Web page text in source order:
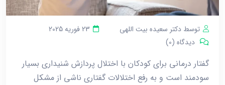
توسط دکتر سعیده بیت اللهی
23 فوریه 2025
دیدگاه (0)
گفتار درمانی برای کودکان با اختلال پردازش شنیداری بسیار
سودمند است و به رفع اختلالات گفتاری ناشی از مشکل